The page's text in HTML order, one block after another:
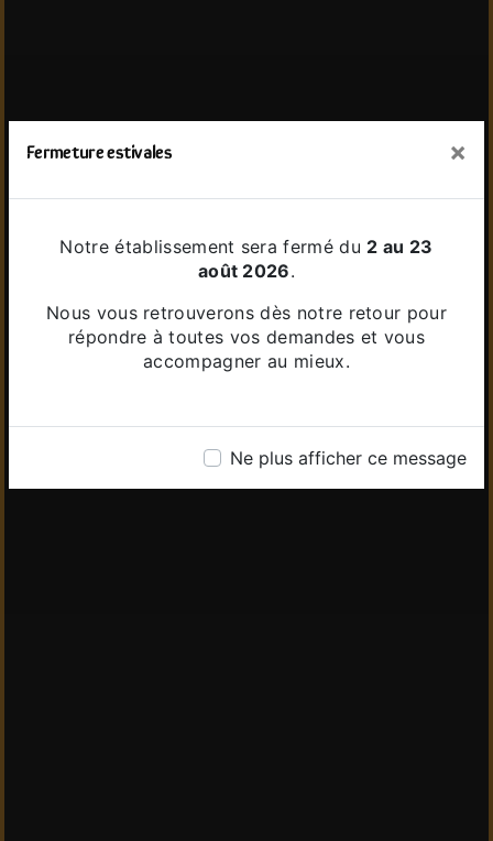
Fermeture estivales ×
Notre établissement sera fermé du 2 au 23
août 2026.
Nous vous retrouverons dès notre retour pour
répondre à toutes vos demandes et vous
accompagner au mieux.
Ne plus afficher ce message